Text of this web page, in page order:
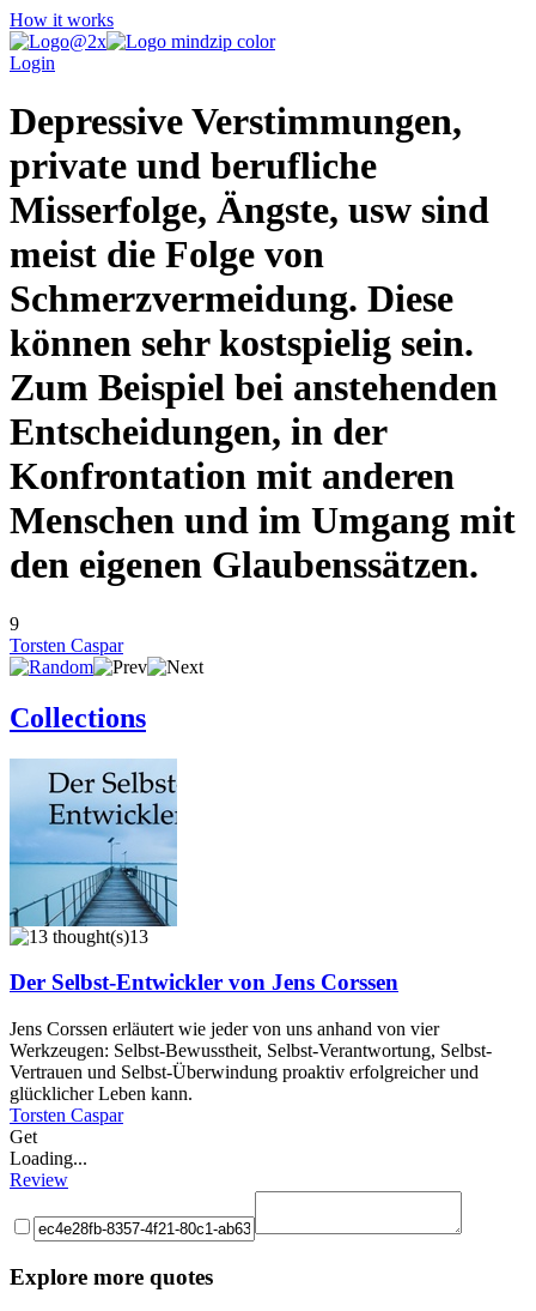
How it works
Login
Depressive Verstimmungen,
private und berufliche
Misserfolge, Ängste, usw sind
meist die Folge von
Schmerzvermeidung. Diese
können sehr kostspielig sein.
Zum Beispiel bei anstehenden
Entscheidungen, in der
Konfrontation mit anderen
Menschen und im Umgang mit
den eigenen Glaubenssätzen.
9
Torsten Caspar
Collections
13
Der Selbst-Entwickler von Jens Corssen
Jens Corssen erläutert wie jeder von uns anhand von vier
Werkzeugen: Selbst-Bewusstheit, Selbst-Verantwortung, Selbst-
Vertrauen und Selbst-Überwindung proaktiv erfolgreicher und
glücklicher Leben kann.
Torsten Caspar
Get
Loading...
Review
Explore more quotes